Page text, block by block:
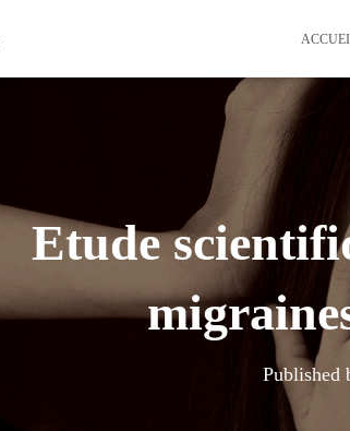
Etude
Published